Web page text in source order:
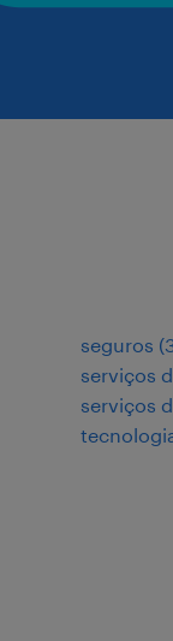
seguros (
serviços
serviços